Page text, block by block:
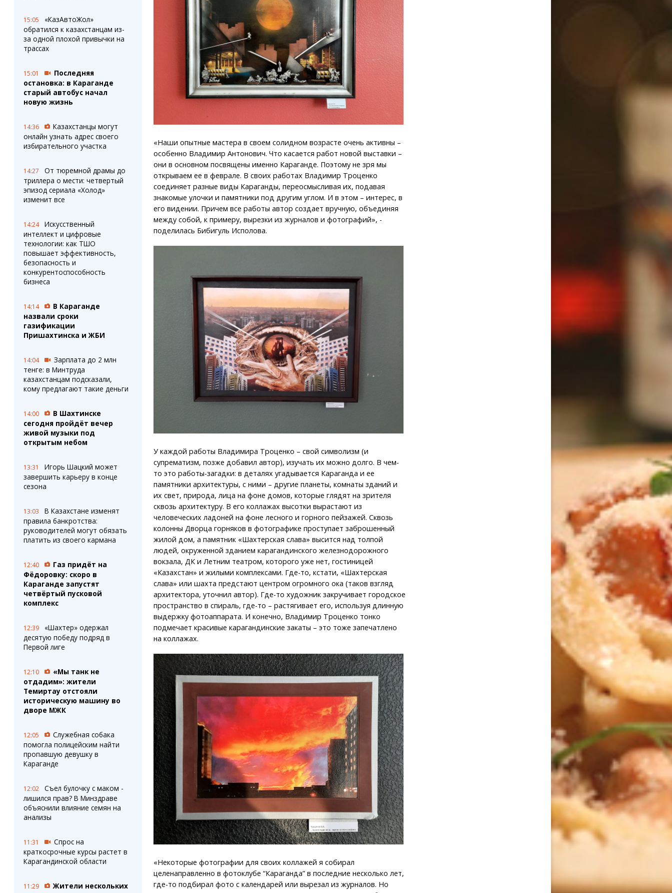
15:05
«КазАвтоЖол»
обратился к казахстанцам из-
за одной плохой привычки на
трассах
15:01
Последняя
остановка: в Караганде
старый автобус начал
новую жизнь
14:36
Казахстанцы могут
онлайн узнать адрес своего
избирательного участка
14:27
От тюремной драмы до
триллера о мести: четвертый
эпизод сериала «Холод»
изменит все
14:24
Искусственный
интеллект и цифровые
технологии: как ТШО
повышает эффективность,
безопасность и
конкурентоспособность
бизнеса
14:14
В Караганде
назвали сроки
газификации
Пришахтинска и ЖБИ
14:04
Зарплата до 2 млн
тенге: в Минтруда
казахстанцам подсказали,
кому предлагают такие деньги
14:00
В Шахтинске
сегодня пройдёт вечер
живой музыки под
открытым небом
13:31
Игорь Шацкий может
завершить карьеру в конце
сезона
13:03
В Казахстане изменят
правила банкротства:
руководителей могут обязать
платить из своего кармана
12:40
Газ придёт на
Фёдоровку: скоро в
Караганде запустят
четвёртый пусковой
комплекс
12:39
«Шахтер» одержал
десятую победу подряд в
Первой лиге
12:10
«Мы танк не
отдадим»: жители
Темиртау отстояли
историческую машину во
дворе МЖК
12:05
Служебная собака
помогла полицейским найти
пропавшую девушку в
Караганде
12:02
Съел булочку с маком -
лишился прав? В Минздраве
объяснили влияние семян на
анализы
11:31
Спрос на
краткосрочные курсы растет в
Карагандинской области
11:29
Жители нескольких
«Наши опытные мастера в своем солидном возрасте очень активны –
особенно Владимир Антонович. Что касается работ новой выставки –
они в основном посвящены именно Караганде. Поэтому не зря мы
открываем ее в феврале. В своих работах Владимир Троценко
соединяет разные виды Караганды, переосмысливая их, подавая
знакомые улочки и памятники под другим углом. И в этом – интерес, в
его видении. Причем все работы автор создает вручную, объединяя
между собой, к примеру, вырезки из журналов и фотографий», -
поделилась Бибигуль Исполова.
У каждой работы Владимира Троценко – свой символизм (и
супрематизм, позже добавил автор), изучать их можно долго. В чем-
то это работы-загадки: в деталях угадывается Караганда и ее
памятники архитектуры, с ними – другие планеты, комнаты зданий и
их свет, природа, лица на фоне домов, которые глядят на зрителя
сквозь архитектуру. В его коллажах высотки вырастают из
человеческих ладоней на фоне лесного и горного пейзажей. Сквозь
колонны Дворца горняков в фотографике проступает заброшенный
жилой дом, а памятник «Шахтерская слава» высится над толпой
людей, окруженной зданием карагандинского железнодорожного
вокзала, ДК и Летним театром, которого уже нет, гостиницей
«Казахстан» и жилыми комплексами. Где-то, кстати, «Шахтерская
слава» или шахта предстают центром огромного ока (таков взгляд
архитектора, уточнил автор). Где-то художник закручивает городское
пространство в спираль, где-то – растягивает его, используя длинную
выдержку фотоаппарата. И конечно, Владимир Троценко тонко
подмечает красивые карагандинские закаты – это тоже запечатлено
на коллажах.
«Некоторые фотографии для своих коллажей я собирал
целенаправленно в фотоклубе “Караганда” в последние несколько лет,
где-то подбирал фото с календарей или вырезал из журналов. Но